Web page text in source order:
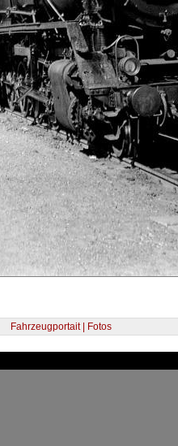
Fahrzeugportait | Fotos